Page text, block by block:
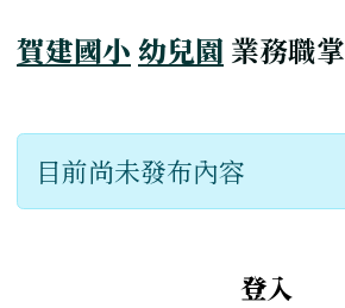
賀建國小 幼兒園 業務職掌
目前尚未發布內容
登入